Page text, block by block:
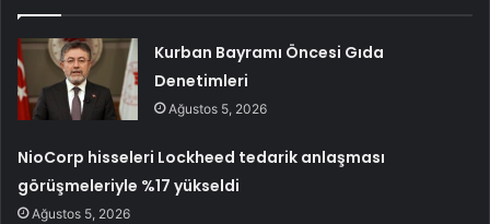
Kurban Bayramı Öncesi Gıda
Denetimleri
Ağustos 5, 2026
NioCorp hisseleri Lockheed tedarik anlaşması
görüşmeleriyle %17 yükseldi
Ağustos 5, 2026